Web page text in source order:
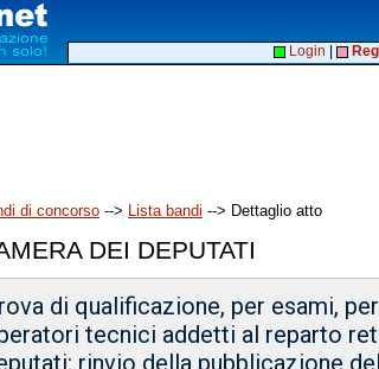
Login
di concorso --> Lista bandi --> Dettaglio atto
DEI DEPUTATI
di qualificazione, per esami,
tecnici addetti al reparto